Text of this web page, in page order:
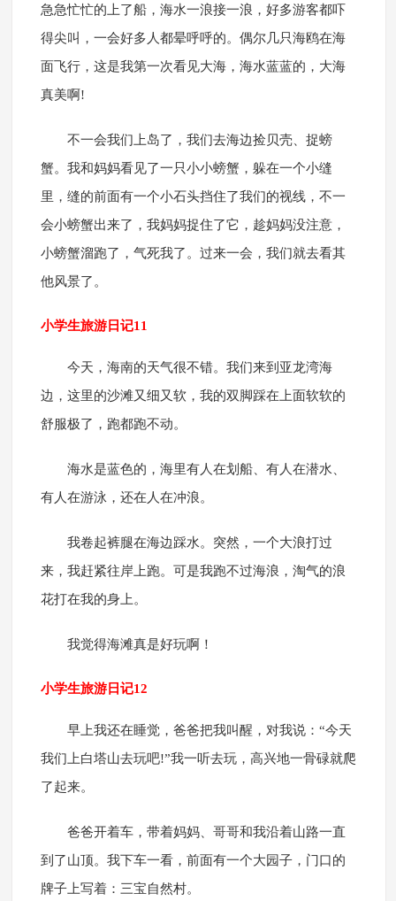
急急忙忙的上了船，海水一浪接一浪，好多游客都吓
得尖叫，一会好多人都晕呼呼的。偶尔几只海鸥在海
面飞行，这是我第一次看见大海，海水蓝蓝的，大海
真美啊!
不一会我们上岛了，我们去海边捡贝壳、捉螃
蟹。我和妈妈看见了一只小小螃蟹，躲在一个小缝
里，缝的前面有一个小石头挡住了我们的视线，不一
会小螃蟹出来了，我妈妈捉住了它，趁妈妈没注意，
小螃蟹溜跑了，气死我了。过来一会，我们就去看其
他风景了。
小学生旅游日记11
今天，海南的天气很不错。我们来到亚龙湾海
边，这里的沙滩又细又软，我的双脚踩在上面软软的
舒服极了，跑都跑不动。
海水是蓝色的，海里有人在划船、有人在潜水、
有人在游泳，还在人在冲浪。
我卷起裤腿在海边踩水。突然，一个大浪打过
来，我赶紧往岸上跑。可是我跑不过海浪，淘气的浪
花打在我的身上。
我觉得海滩真是好玩啊！
小学生旅游日记12
早上我还在睡觉，爸爸把我叫醒，对我说：“今天
我们上白塔山去玩吧!”我一听去玩，高兴地一骨碌就爬
了起来。
爸爸开着车，带着妈妈、哥哥和我沿着山路一直
到了山顶。我下车一看，前面有一个大园子，门口的
牌子上写着：三宝自然村。